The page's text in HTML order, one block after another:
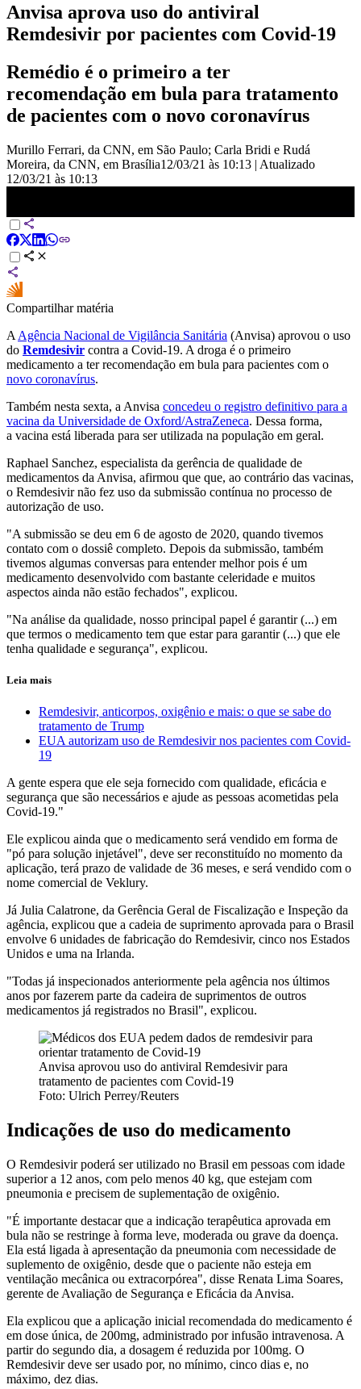
Anvisa aprova uso do antiviral
Remdesivir por pacientes com Covid-19
Remédio é o primeiro a ter
recomendação em bula para tratamento
de pacientes com o novo coronavírus
Murillo Ferrari, da CNN, em São Paulo; Carla Bridi e Rudá
Moreira, da CNN, em Brasília12/03/21 às 10:13 | Atualizado
12/03/21 às 10:13
Compartilhar matéria
A Agência Nacional de Vigilância Sanitária (Anvisa) aprovou o uso
do Remdesivir contra a Covid-19. A droga é o primeiro
medicamento a ter recomendação em bula para pacientes com o
novo coronavírus.
Também nesta sexta, a Anvisa concedeu o registro definitivo para a
vacina da Universidade de Oxford/AstraZeneca. Dessa forma,
a vacina está liberada para ser utilizada na população em geral.
Raphael Sanchez, especialista da gerência de qualidade de
medicamentos da Anvisa, afirmou que que, ao contrário das vacinas,
o Remdesivir não fez uso da submissão contínua no processo de
autorização de uso.
"A submissão se deu em 6 de agosto de 2020, quando tivemos
contato com o dossiê completo. Depois da submissão, também
tivemos algumas conversas para entender melhor pois é um
medicamento desenvolvido com bastante celeridade e muitos
aspectos ainda não estão fechados", explicou.
"Na análise da qualidade, nosso principal papel é garantir (...) em
que termos o medicamento tem que estar para garantir (...) que ele
tenha qualidade e segurança", explicou.
Leia mais
Remdesivir, anticorpos, oxigênio e mais: o que se sabe do
tratamento de Trump
EUA autorizam uso de Remdesivir nos pacientes com Covid-
19
A gente espera que ele seja fornecido com qualidade, eficácia e
segurança que são necessários e ajude as pessoas acometidas pela
Covid-19."
Ele explicou ainda que o medicamento será vendido em forma de
"pó para solução injetável", deve ser reconstituído no momento da
aplicação, terá prazo de validade de 36 meses, e será vendido com o
nome comercial de Veklury.
Já Julia Calatrone, da Gerência Geral de Fiscalização e Inspeção da
agência, explicou que a cadeia de suprimento aprovada para o Brasil
envolve 6 unidades de fabricação do Remdesivir, cinco nos Estados
Unidos e uma na Irlanda.
"Todas já inspecionados anteriormente pela agência nos últimos
anos por fazerem parte da cadeira de suprimentos de outros
medicamentos já registrados no Brasil", explicou.
Anvisa aprovou uso do antiviral Remdesivir para
tratamento de pacientes com Covid-19
Foto: Ulrich Perrey/Reuters
Indicações de uso do medicamento
O Remdesivir poderá ser utilizado no Brasil em pessoas com idade
superior a 12 anos, com pelo menos 40 kg, que estejam com
pneumonia e precisem de suplementação de oxigênio.
"É importante destacar que a indicação terapêutica aprovada em
bula não se restringe à forma leve, moderada ou grave da doença.
Ela está ligada à apresentação da pneumonia com necessidade de
suplemento de oxigênio, desde que o paciente não esteja em
ventilação mecânica ou extracorpórea", disse Renata Lima Soares,
gerente de Avaliação de Segurança e Eficácia da Anvisa.
Ela explicou que a aplicação inicial recomendada do medicamento é
em dose única, de 200mg, administrado por infusão intravenosa. A
partir do segundo dia, a dosagem é reduzida por 100mg. O
Remdesivir deve ser usado por, no mínimo, cinco dias e, no
máximo, dez dias.